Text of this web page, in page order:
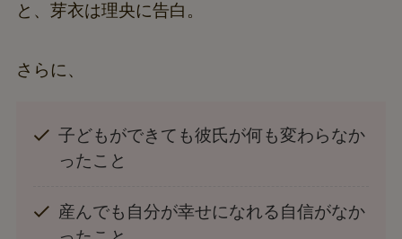
と、芽衣は理央に告白。
さらに、
子どもができても彼氏が何も変わらなか
ったこと
産んでも自分が幸せになれる自信がなか